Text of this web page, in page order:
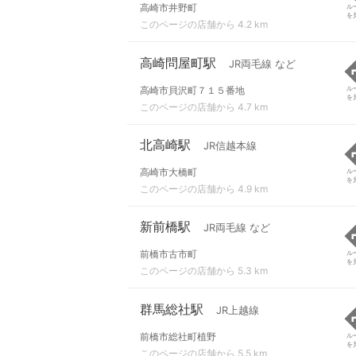
高崎市井野町
このページの店舗から 4.2 km
ル
を
高崎問屋町駅 JR両毛線 など
高崎市貝沢町７１５番地
このページの店舗から 4.7 km
ル
を
北高崎駅 JR信越本線
高崎市大橋町
このページの店舗から 4.9 km
ル
を
新前橋駅 JR両毛線 など
前橋市古市町
このページの店舗から 5.3 km
ル
を
群馬総社駅 JR上越線
前橋市総社町植野
このページの店舗から 5.5 km
ル
を